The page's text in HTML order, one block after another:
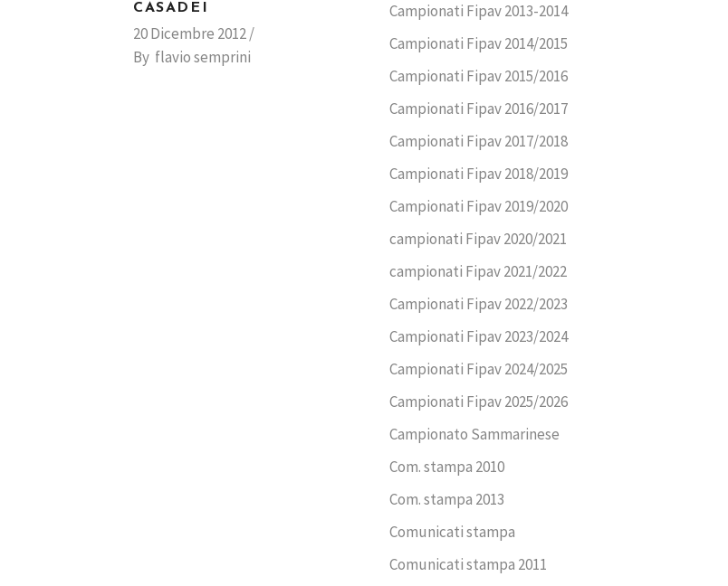
CASADEI
20 Dicembre 2012
By flavio semprini
Campionati Fipav 2013-2014
Campionati Fipav 2014/2015
Campionati Fipav 2015/2016
Campionati Fipav 2016/2017
Campionati Fipav 2017/2018
Campionati Fipav 2018/2019
Campionati Fipav 2019/2020
campionati Fipav 2020/2021
campionati Fipav 2021/2022
Campionati Fipav 2022/2023
Campionati Fipav 2023/2024
Campionati Fipav 2024/2025
Campionati Fipav 2025/2026
Campionato Sammarinese
Com. stampa 2010
Com. stampa 2013
Comunicati stampa
Comunicati stampa 2011